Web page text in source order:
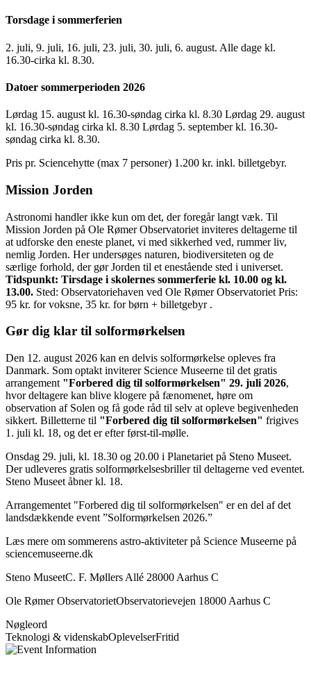
Torsdage i sommerferien
2. juli, 9. juli, 16. juli, 23. juli, 30. juli, 6. august. Alle dage kl.
16.30-cirka kl. 8.30.
Datoer sommerperioden 2026
Lørdag 15. august kl. 16.30-søndag cirka kl. 8.30 Lørdag 29. august
kl. 16.30-søndag cirka kl. 8.30 Lørdag 5. september kl. 16.30-
søndag cirka kl. 8.30.
Pris pr. Sciencehytte (max 7 personer) 1.200 kr. inkl. billetgebyr.
Mission Jorden
Astronomi handler ikke kun om det, der foregår langt væk. Til
Mission Jorden på Ole Rømer Observatoriet inviteres deltagerne til
at udforske den eneste planet, vi med sikkerhed ved, rummer liv,
nemlig Jorden. Her undersøges naturen, biodiversiteten og de
særlige forhold, der gør Jorden til et enestående sted i universet.
Tidspunkt: Tirsdage i skolernes sommerferie kl. 10.00 og kl.
13.00. Sted: Observatoriehaven ved Ole Rømer Observatoriet Pris:
95 kr. for voksne, 35 kr. for børn + billetgebyr .
Gør dig klar til solformørkelsen
Den 12. august 2026 kan en delvis solformørkelse opleves fra
Danmark. Som optakt inviterer Science Museerne til det gratis
arrangement "Forbered dig til solformørkelsen" 29. juli 2026,
hvor deltagere kan blive klogere på fænomenet, høre om
observation af Solen og få gode råd til selv at opleve begivenheden
sikkert. Billetterne til "Forbered dig til solformørkelsen" frigives
1. juli kl. 18, og det er efter først-til-mølle.
Onsdag 29. juli, kl. 18.30 og 20.00 i Planetariet på Steno Museet.
Der udleveres gratis solformørkelsesbriller til deltagerne ved eventet.
Steno Museet åbner kl. 18.
Arrangementet "Forbered dig til solformørkelsen" er en del af det
landsdækkende event ”Solformørkelsen 2026.”
Læs mere om sommerens astro-aktiviteter på Science Museerne på
sciencemuseerne.dk
Steno MuseetC. F. Møllers Allé 28000 Aarhus C
Ole Rømer ObservatorietObservatorievejen 18000 Aarhus C
Nøgleord
Teknologi & videnskabOplevelserFritid